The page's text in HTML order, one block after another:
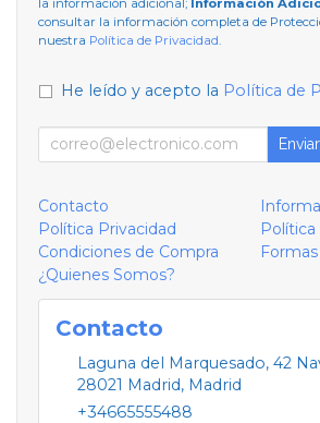
consultar la información completa de
nuestra Política de Privacidad
He leído y acepto la Política de
Enviar
Contacto
Política Privacidad
Condiciones de Compra
¿Quienes Somos?
Contacto
Laguna del Marquesado, 42
28021 Madrid, Madrid
+34665555488